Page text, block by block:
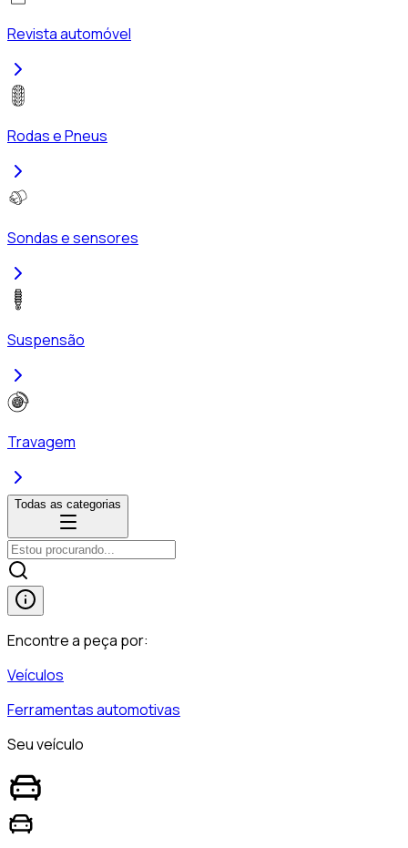
Revista automóvel
Rodas e Pneus
Sondas e sensores
Suspensão
Travagem
Todas as categorias
Encontre a peça por:
Veículos
Ferramentas automotivas
Seu veículo